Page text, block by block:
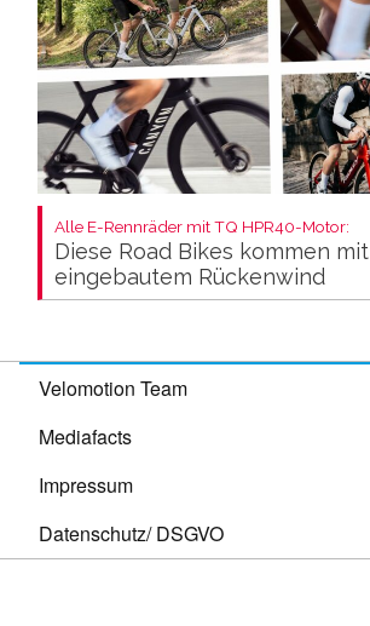
Alle E-Rennräder mit TQ HPR40-Motor:
Diese Road Bikes kommen mit
eingebautem Rückenwind
Velomotion Team
Mediafacts
Impressum
Datenschutz/ DSGVO